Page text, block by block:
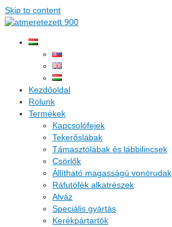
Skip to content
Kezdőoldal
Rólunk
Termékek
Kapcsolófejek
Tekerőslábak
Támasztólábak és lábbilincsek
Csörlők
Állítható magasságú vonórudak
Ráfutófék alkatrészek
Alváz
Speciális gyártás
Kerékpártartók